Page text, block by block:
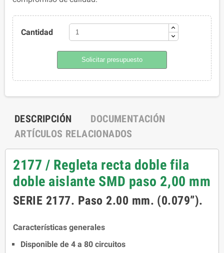
Cantidad
Solicitar presupuesto
DESCRIPCIÓN
DOCUMENTACIÓN
ARTÍCULOS RELACIONADOS
2177 / Regleta recta doble fila
doble aislante SMD paso 2,00 mm
SERIE 2177. Paso 2.00 mm. (0.079”).
Características generales
Disponible de 4 a 80 circuitos